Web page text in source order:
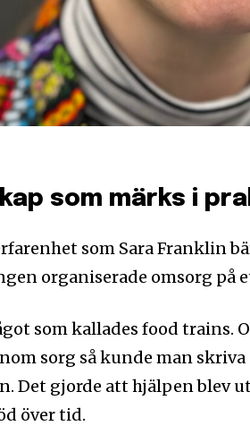
som märks i
som Sara Franklin
organiserade omsorg på
som kallades food trains.
sorg så kunde man
Det gjorde att hjälpen blev
över tid.